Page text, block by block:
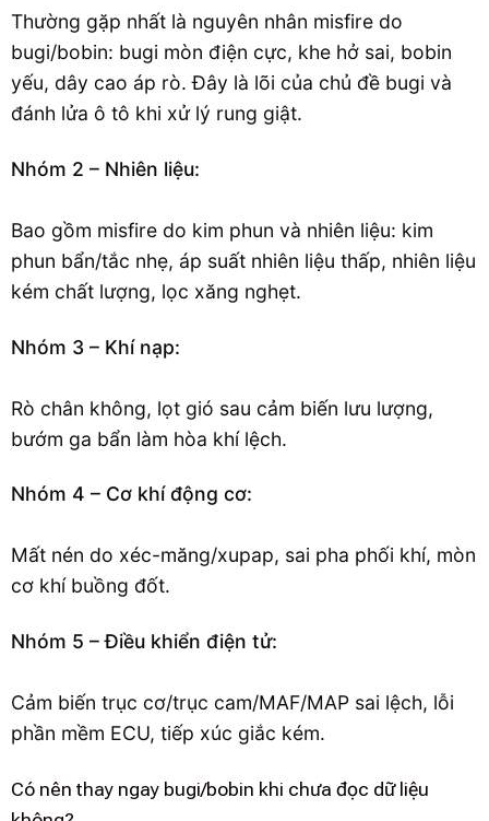
Thường gặp nhất là nguyên nhân misfire do
bugi/bobin: bugi mòn điện cực, khe hở sai, bobin
yếu, dây cao áp rò. Đây là lõi của chủ đề bugi và
đánh lửa ô tô khi xử lý rung giật.
Nhóm 2 – Nhiên liệu:
Bao gồm misfire do kim phun và nhiên liệu: kim
phun bẩn/tắc nhẹ, áp suất nhiên liệu thấp, nhiên liệu
kém chất lượng, lọc xăng nghẹt.
Nhóm 3 – Khí nạp:
Rò chân không, lọt gió sau cảm biến lưu lượng,
bướm ga bẩn làm hòa khí lệch.
Nhóm 4 – Cơ khí động cơ:
Mất nén do xéc-măng/xupap, sai pha phối khí, mòn
cơ khí buồng đốt.
Nhóm 5 – Điều khiển điện tử:
Cảm biến trục cơ/trục cam/MAF/MAP sai lệch, lỗi
phần mềm ECU, tiếp xúc giắc kém.
Có nên thay ngay bugi/bobin khi chưa đọc dữ liệu